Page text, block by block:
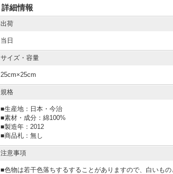
詳細情報
出荷
当日
サイズ・容量
25cm×25cm
規格
■生産地：日本・今治
■素材・成分：綿100%
■製造年：2012
■商品札：無し
注意事項
■色物は若干色落ちするすることがありますので、白いも